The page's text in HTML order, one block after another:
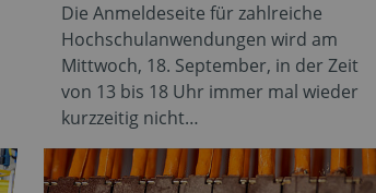
Die Anmeldeseite für zahlreiche
Hochschulanwendungen wird am
Mittwoch, 18. September, in der Zeit
von 13 bis 18 Uhr immer mal wieder
kurzzeitig nicht…